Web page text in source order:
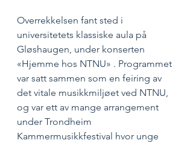
Overrekkelsen fant sted i
universitetets klassiske aula på
Gløshaugen, under konserten
«Hjemme hos NTNU» . Programmet
var satt sammen som en feiring av
det vitale musikkmiljøet ved NTNU,
og var ett av mange arrangement
under Trondheim
Kammermusikkfestival hvor unge